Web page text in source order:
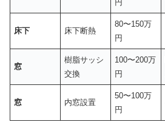
円
床下 床下断熱
80〜150万
円
窓
樹脂サッシ
交換
100〜200万
円
窓 内窓設置
50〜100万
円